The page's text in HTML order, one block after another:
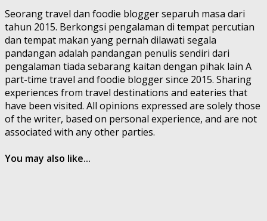
Seorang travel dan foodie blogger separuh masa dari
tahun 2015. Berkongsi pengalaman di tempat percutian
dan tempat makan yang pernah dilawati segala
pandangan adalah pandangan penulis sendiri dari
pengalaman tiada sebarang kaitan dengan pihak lain A
part-time travel and foodie blogger since 2015. Sharing
experiences from travel destinations and eateries that
have been visited. All opinions expressed are solely those
of the writer, based on personal experience, and are not
associated with any other parties.
You may also like...